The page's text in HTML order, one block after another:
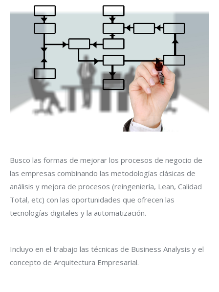
Busco las formas de mejorar los procesos de negocio de
las empresas combinando las metodologías clásicas de
análisis y mejora de procesos (reingeniería, Lean, Calidad
Total, etc) con las oportunidades que ofrecen las
tecnologías digitales y la automatización.
Incluyo en el trabajo las técnicas de Business Analysis y el
concepto de Arquitectura Empresarial.